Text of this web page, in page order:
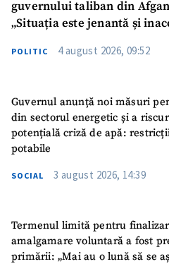
guvernului taliban din
„Situația este jenantă și
POLITIC 4 august 2026, 09:52
Guvernul anunță noi măsuri
din sectorul energetic și a
potențială criză de apă:
potabile
SOCIAL 3 august 2026, 14:39
Termenul limită pentru
amalgamare voluntară a fost
primării: „Mai au o lună să se